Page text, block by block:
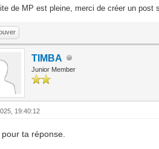
de MP est pleine, merci de créer un post
TIMBA
Junior Member
19:40:12
ta réponse.